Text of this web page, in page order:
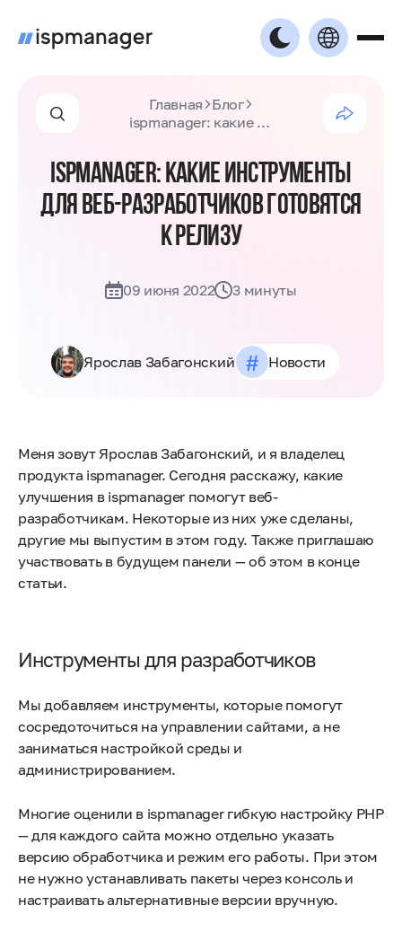
Главная Блог
ispmanager: какие инструменты для веб-разработчиков готовятся к релизу
ISPMANAGER: КАКИЕ ИНСТРУМЕНТЫ
ДЛЯ ВЕБ-РАЗРАБОТЧИКОВ ГОТОВЯТСЯ
К РЕЛИЗУ
09 июня 2022 3 минуты
Ярослав Забагонский # Новости
Меня зовут Ярослав Забагонский, и я владелец
продукта ispmanager. Сегодня расскажу, какие
улучшения в ispmanager помогут веб-
разработчикам. Некоторые из них уже сделаны,
другие мы выпустим в этом году. Также приглашаю
участвовать в будущем панели — об этом в конце
статьи.
Инструменты для разработчиков
Мы добавляем инструменты, которые помогут
сосредоточиться на управлении сайтами, а не
заниматься настройкой среды и
администрированием.
Многие оценили в ispmanager гибкую настройку PHP
— для каждого сайта можно отдельно указать
версию обработчика и режим его работы. При этом
не нужно устанавливать пакеты через консоль и
настраивать альтернативные версии вручную.